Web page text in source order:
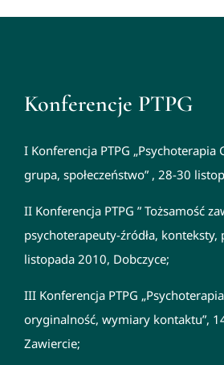
Konferencje PTPG
I Konferencja PTPG „Psychoterapia
grupa, społeczeństwo” , 28-30
II Konferencja PTPG ” Tożsamość
psychoterapeuty-źródła, konteksty,
listopada 2010, Dobczyce;
III Konferencja PTPG
oryginalność, wymiary kontaktu”,
Zawiercie;